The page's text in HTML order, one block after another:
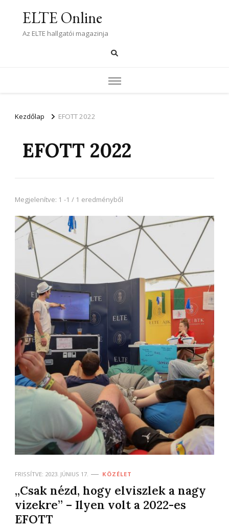
ELTE Online
Az ELTE hallgatói magazinja
Kezdőlap EFOTT 2022
EFOTT 2022
Megjelenítve: 1 -1 / 1 eredményből
FRISSÍTVE: 2023. JÚNIUS 17. KÖZÉLET
„Csak nézd, hogy elviszlek a nagy
vizekre” – Ilyen volt a 2022-es
EFOTT